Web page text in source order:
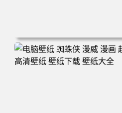
电脑壁纸 爱情公寓5 电视剧 搞
桌面 高清壁纸 壁纸下载 壁纸大全